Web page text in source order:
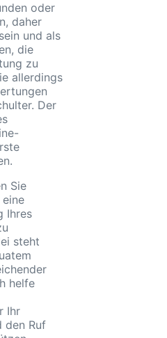
oder
daher
und als
die
zu
allerdings
Der
Sie
Ihres
steht
helfe
Ihr
den Ruf